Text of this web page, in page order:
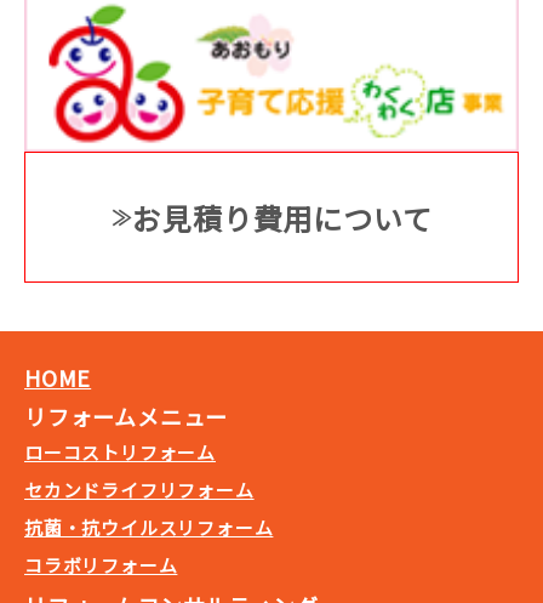
お見積り費用について
HOME
リフォームメニュー
ローコストリフォーム
セカンドライフリフォーム
抗菌・抗ウイルスリフォーム
コラボリフォーム